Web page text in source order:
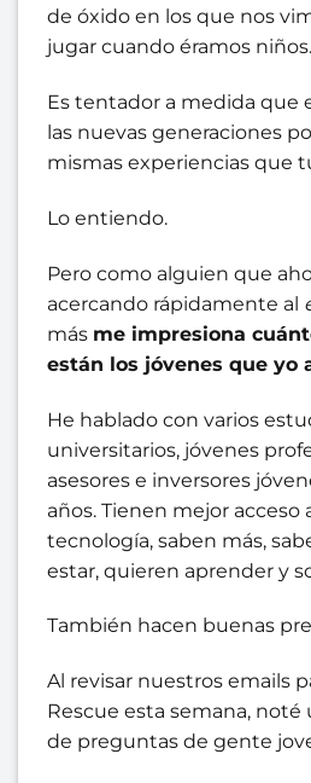
de óxido en los que nos
jugar cuando éramos niños.
Es tentador a medida que
las nuevas generaciones
mismas experiencias que
Lo entiendo.
Pero como alguien que
acercando rápidamente al
más me impresiona
están los jóvenes que yo
He hablado con varios
universitarios, jóvenes
asesores e inversores
años. Tienen mejor acceso
tecnología, saben más,
estar, quieren aprender y
También hacen buenas
Al revisar nuestros emails
Rescue esta semana, noté
de preguntas de gente